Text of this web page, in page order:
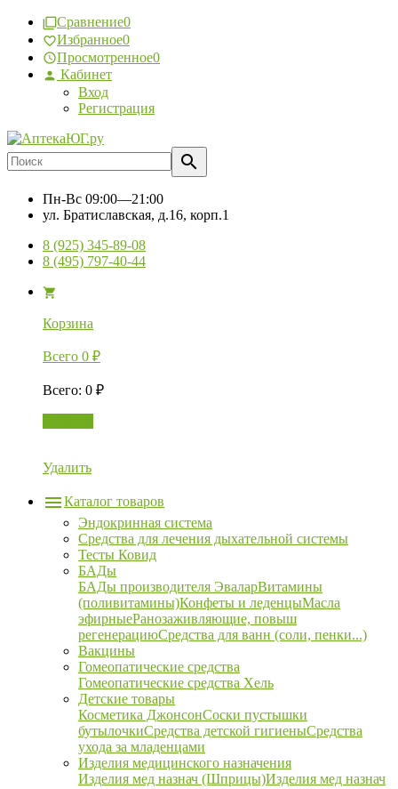
Сравнение0
Избранное0
Просмотренное0
Кабинет
Вход
Регистрация
Пн-Вс 09:00—21:00
ул. Братиславская, д.16, корп.1
8 (925) 345-89-08
8 (495) 797-40-44
Корзина
Всего 0 ₽
Всего: 0 ₽
Удалить
Каталог товаров
Эндокринная система
Средства для лечения дыхательной системы
Тесты Ковид
БАДы
БАДы производителя ЭваларВитамины
(поливитамины)Конфеты и леденцыМасла
эфирныеРанозаживляющие, повыш
регенерациюСредства для ванн (соли, пенки...)
Вакцины
Гомеопатические средства
Гомеопатические средства Хель
Детские товары
Косметика ДжонсонСоски пустышки
бутылочкиСредства детской гигиеныСредства
ухода за младенцами
Изделия медицинского назначения
Изделия мед назнач (Шприцы)Изделия мед назнач